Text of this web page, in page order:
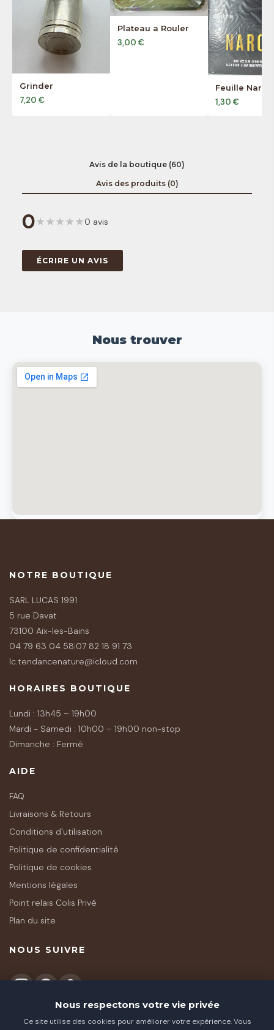
Grinder
7,20 €
Plateau a Rouler
3,00 €
Feuille
1,30 €
Avis de la boutique (60)
Avis des produits (0)
0★★★★★0 avis
ÉCRIRE UN AVIS
Nous trouver
NOTRE BOUTIQUE
SARL LUCAS 1991
5 rue Davat
73100 Aix-les-Bains
04 79 63 04 58|07 82 18 91 73
lc.tendancenature@icloud.com
HORAIRES BOUTIQUE
Lundi : 13h45 – 19h00
Mardi - Samedi : 10h00 – 19h00 non-stop
Dimanche : Fermé
AIDE
FAQ
Livraisons & Retours
Conditions d'utilisation
Politique de confidentialité
Politique de cookies
Mentions légales
Point relais Colis Privé
Plan du site
NOUS SUIVRE
Nous respectons votre vie privée
Ce site utilise des cookies pour améliorer votre expérience. Vous